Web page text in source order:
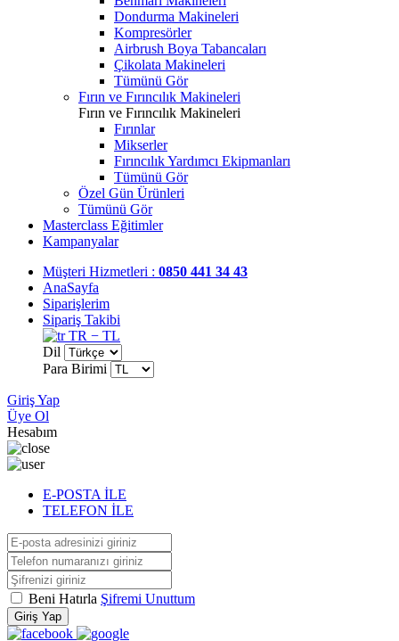
Dondurma Makineleri
Kompresörler
Airbrush Boya Tabancaları
Çikolata Makineleri
Tümünü Gör
Fırın ve Fırıncılık Makineleri
Fırın ve Fırıncılık Makineleri
Fırınlar
Mikserler
Fırıncılık Yardımcı Ekipmanları
Tümünü Gör
Özel Gün Ürünleri
Tümünü Gör
Masterclass Eğitimler
Kampanyalar
Müşteri Hizmetleri : 0850 441 34 43
AnaSayfa
Siparişlerim
Sipariş Takibi
TR − TL
Dil
Para Birimi
Giriş Yap
Üye Ol
Hesabım
E-POSTA İLE
TELEFON İLE
Beni Hatırla Şifremi Unuttum
Giriş Yap